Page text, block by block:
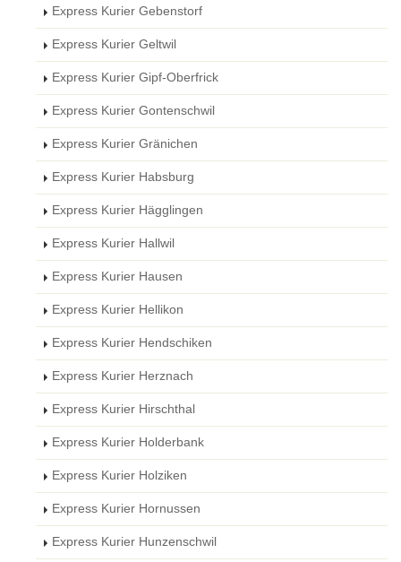
Express Kurier Gebenstorf
Express Kurier Geltwil
Express Kurier Gipf-Oberfrick
Express Kurier Gontenschwil
Express Kurier Gränichen
Express Kurier Habsburg
Express Kurier Hägglingen
Express Kurier Hallwil
Express Kurier Hausen
Express Kurier Hellikon
Express Kurier Hendschiken
Express Kurier Herznach
Express Kurier Hirschthal
Express Kurier Holderbank
Express Kurier Holziken
Express Kurier Hornussen
Express Kurier Hunzenschwil